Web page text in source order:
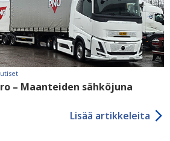
– Maanteiden sähköjuna
Lisää artikkeleita